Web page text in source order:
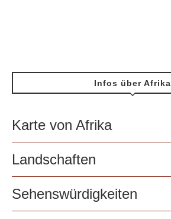
Infos über Afrika
Karte von Afrika
Landschaften
Sehenswürdigkeiten